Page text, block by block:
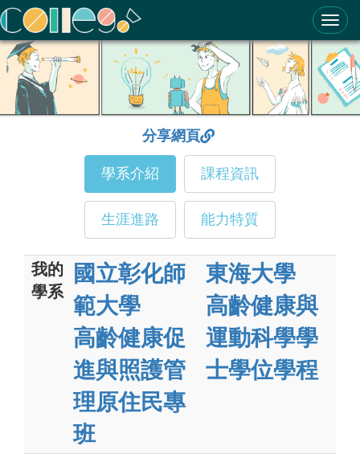
ColleGo! 大學選才與高中育才輔助系統
分享網頁
學系介紹 課程資訊
生涯進路 能力特質
我的
學系
國立彰化師
範大學
高齡健康促
進與照護管
理原住民專
班
東海大學
高齡健康與
運動科學學
士學位學程